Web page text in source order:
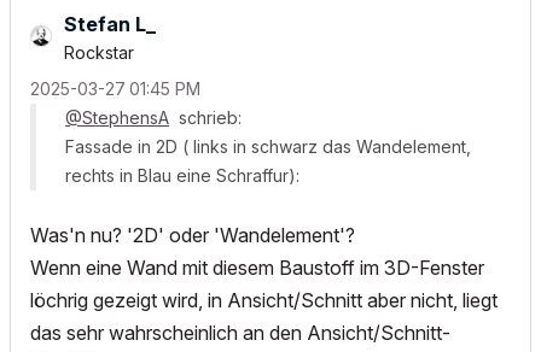
Stefan L_
Rockstar
‎2025-03-27 01:45 PM
@StephensA schrieb:
Fassade in 2D ( links in schwarz das Wandelement,
rechts in Blau eine Schraffur):
Was'n nu? '2D' oder 'Wandelement'?
Wenn eine Wand mit diesem Baustoff im 3D-Fenster
löchrig gezeigt wird, in Ansicht/Schnitt aber nicht, liegt
das sehr wahrscheinlich an den Ansicht/Schnitt-